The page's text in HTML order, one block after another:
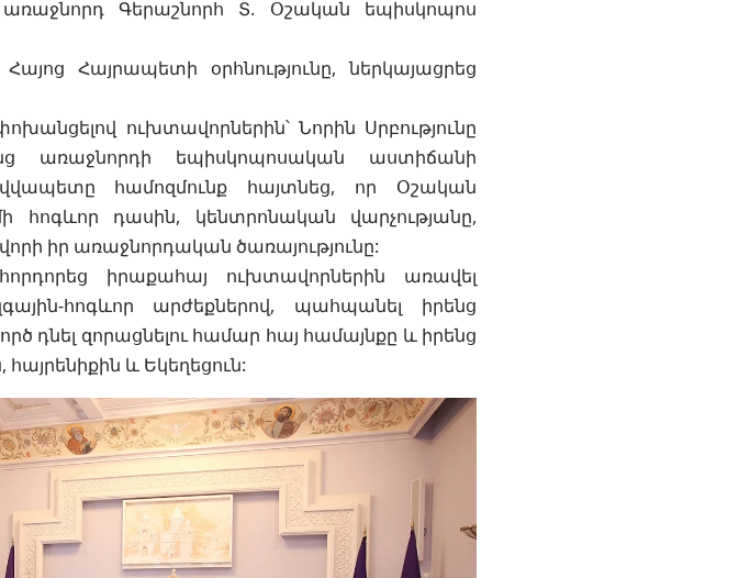
Գերաշնորհ Տ. Օշական եպիսկոպոս
Հայրապետի օրհնությունը, ներկայացրեց
ուխտավորներին՝ Նորին Սրբությունը
առաջնորդի եպիսկոպոսական աստիճանի
համոզմունք հայտնեց, որ Օշական
հոգևոր դասին, կենտրոնական վարչությանը,
իր առաջնորդական ծառայությունը:
իրաքահայ ուխտավորներին առավել
հոգևոր արժեքներով, պահպանել իրենց
դնել զորացնելու համար հայ համայնքը և իրենց
և Եկեղեցուն: